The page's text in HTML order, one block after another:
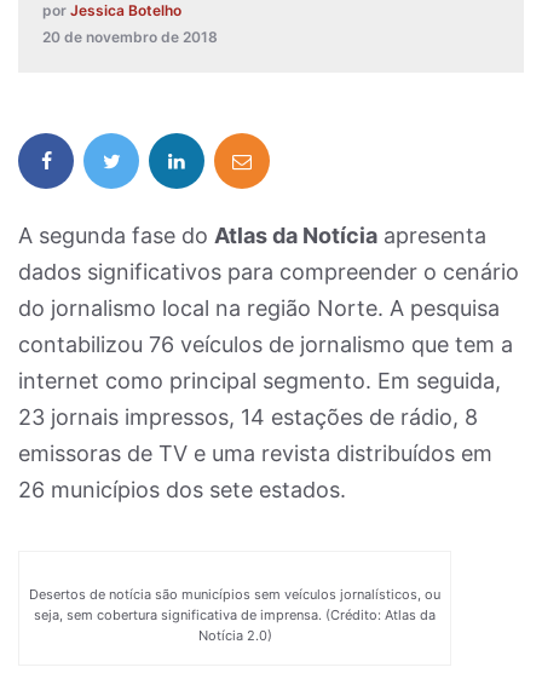
por Jessica Botelho
20 de novembro de 2018
A segunda fase do Atlas da Notícia apresenta
dados significativos para compreender o cenário
do jornalismo local na região Norte. A pesquisa
contabilizou 76 veículos de jornalismo que tem a
internet como principal segmento. Em seguida,
23 jornais impressos, 14 estações de rádio, 8
emissoras de TV e uma revista distribuídos em
26 municípios dos sete estados.
Desertos de notícia são municípios sem veículos jornalísticos, ou
seja, sem cobertura significativa de imprensa. (Crédito: Atlas da
Notícia 2.0)